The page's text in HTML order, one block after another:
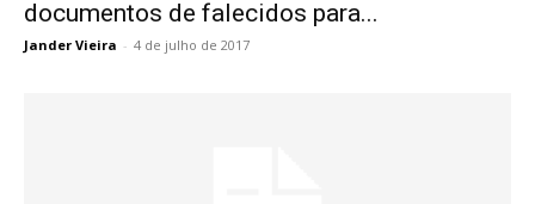
documentos de falecidos para...
Jander Vieira - 4 de julho de 2017